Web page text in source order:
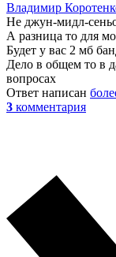
Владимир
Не джун-мидл-
А разница то для
Будет у вас 2 мб
Дело в общем то в
вопросах
Ответ написан
3 комментария